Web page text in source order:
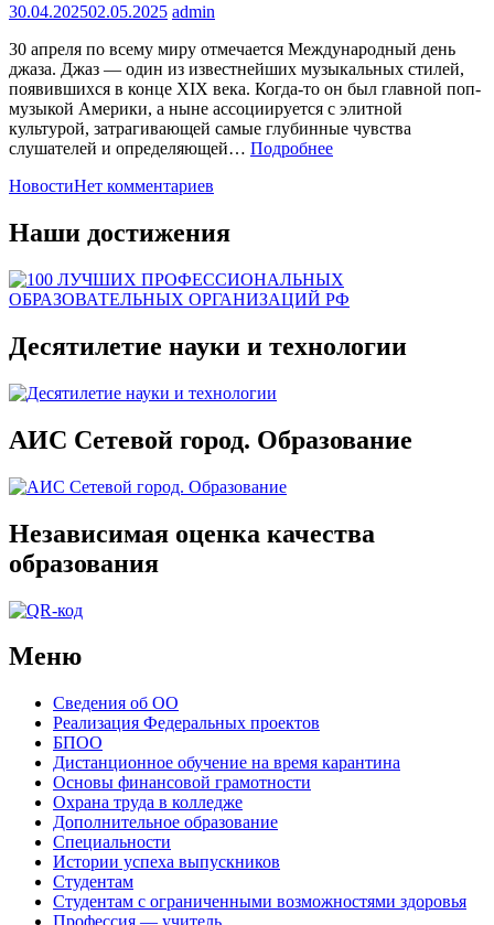
30.04.202502.05.2025 admin
30 апреля по всему миру отмечается Международный день
джаза. Джаз — один из известнейших музыкальных стилей,
появившихся в конце XIX века. Когда-то он был главной поп-
музыкой Америки, а ныне ассоциируется с элитной
культурой, затрагивающей самые глубинные чувства
слушателей и определяющей… Подробнее
НовостиНет комментариев
Наши достижения
Десятилетие науки и технологии
АИС Сетевой город. Образование
Независимая оценка качества
образования
Меню
Сведения об ОО
Реализация Федеральных проектов
БПОО
Дистанционное обучение на время карантина
Основы финансовой грамотности
Охрана труда в колледже
Дополнительное образование
Специальности
Истории успеха выпускников
Студентам
Студентам с ограниченными возможностями здоровья